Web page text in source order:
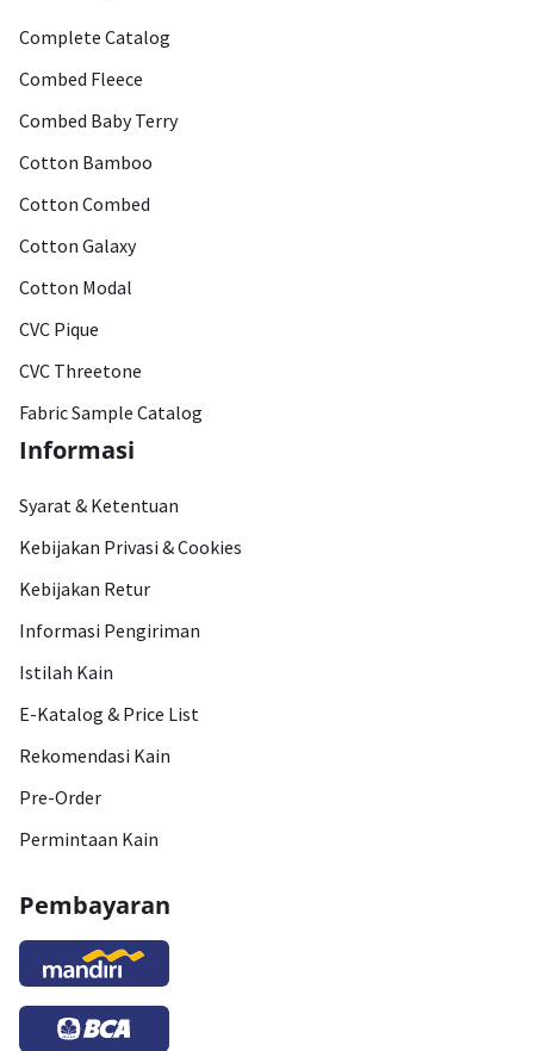
Complete Catalog
Combed Fleece
Combed Baby Terry
Cotton Bamboo
Cotton Combed
Cotton Galaxy
Cotton Modal
CVC Pique
CVC Threetone
Fabric Sample Catalog
Informasi
Syarat & Ketentuan
Kebijakan Privasi & Cookies
Kebijakan Retur
Informasi Pengiriman
Istilah Kain
E-Katalog & Price List
Rekomendasi Kain
Pre-Order
Permintaan Kain
Pembayaran